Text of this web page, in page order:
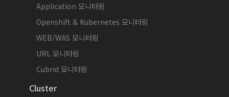
Application 모니터링
Openshift & Kubernetes 모니터링
WEB/WAS 모니터링
URL 모니터링
Cubrid 모니터링
Cluster